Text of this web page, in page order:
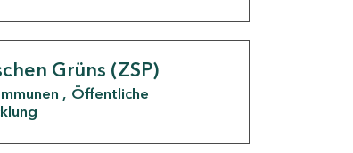
Grüns (ZSP)
Öffentliche